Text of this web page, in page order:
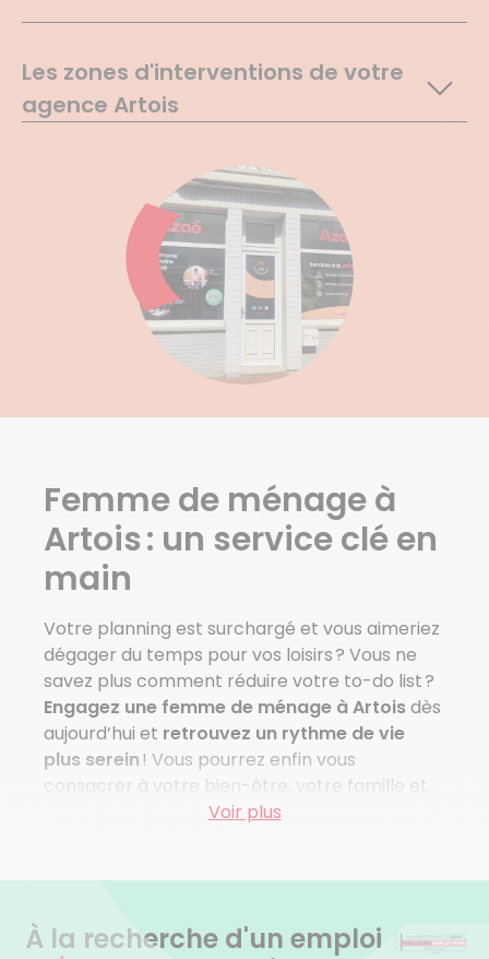
Les zones d'interventions de votre
agence Artois
Gommecourt
Hannescamps
Hebuterne
Monchy Au Bois
Bailleulval
Berles Au Bois
Berneville
Gouves
Voir plus de villes
Femme de ménage à
Artois : un service clé en
main
Votre planning est surchargé et vous aimeriez
dégager du temps pour vos loisirs ? Vous ne
savez plus comment réduire votre to-do list ?
Engagez une femme de ménage à Artoisdès
aujourd’hui et retrouvez un rythme de vie
plus serein ! Vous pourrez enfin vous
consacrer à votre bien-être, votre famille et
vos amis, sans vous inquiéter de la propreté de
Avec votre agence Azaé locale, trouver une
d’enfant.Nous nous occupons de tout , et
Voir plus
À la recherche d'un emploi